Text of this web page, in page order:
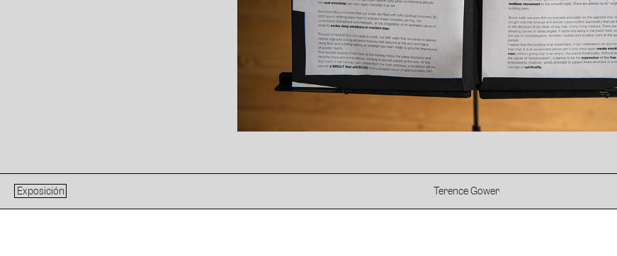
Exposición Terence Gower